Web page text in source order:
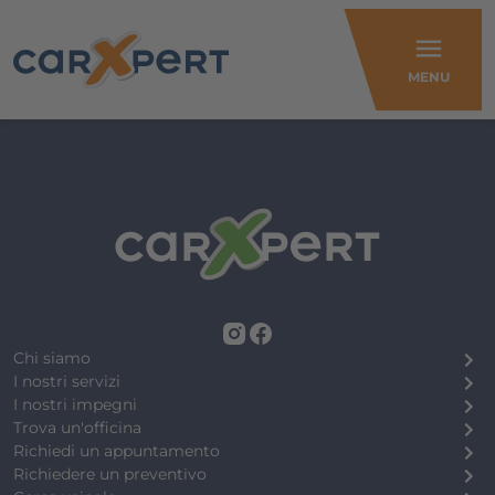
MENU
menu
Chi siamo
I nostri servizi
I nostri impegni
Trova un'officina
Richiedi un appuntamento
Richiedere un preventivo